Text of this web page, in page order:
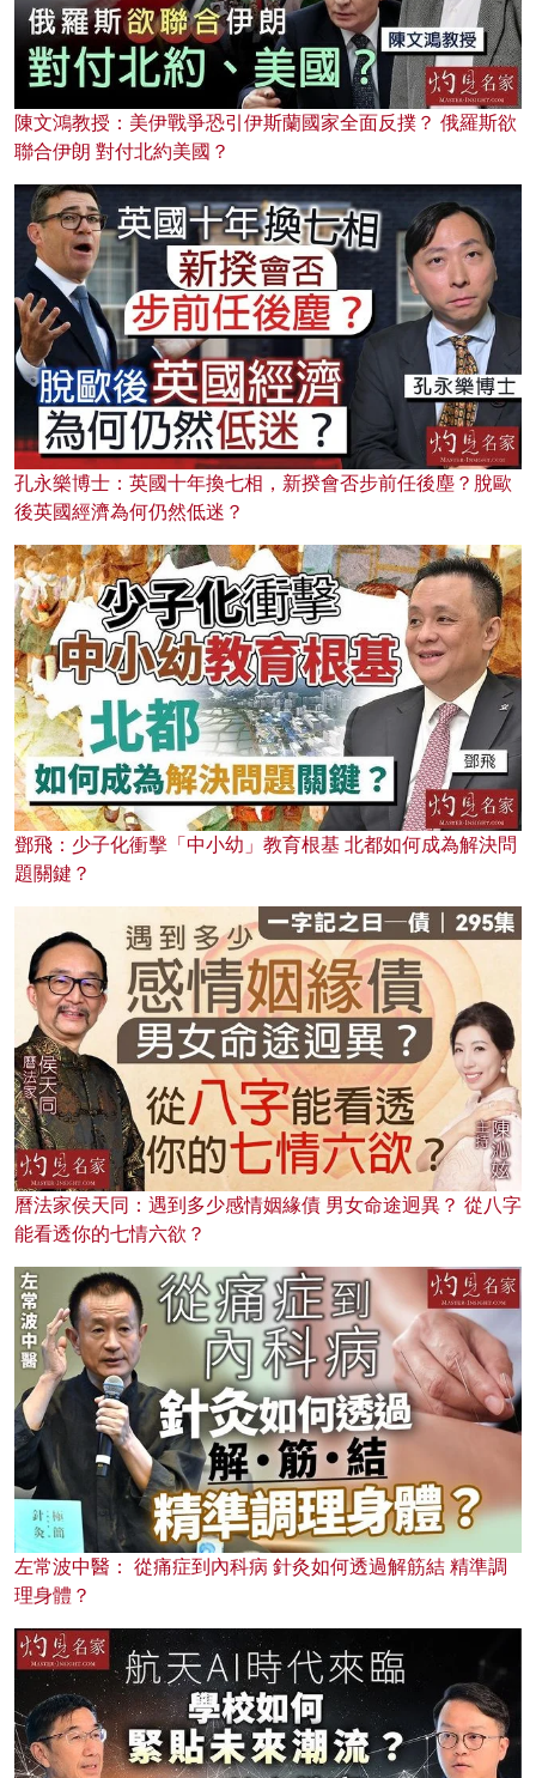
陳文鴻教授：美伊戰爭恐引伊斯蘭國家全面反撲？ 俄羅斯欲
聯合伊朗 對付北約美國？
孔永樂博士：英國十年換七相，新揆會否步前任後塵？脫歐
後英國經濟為何仍然低迷？
鄧飛：少子化衝擊「中小幼」教育根基 北都如何成為解決問
題關鍵？
曆法家侯天同：遇到多少感情姻緣債 男女命途迥異？ 從八字
能看透你的七情六欲？
左常波中醫： 從痛症到內科病 針灸如何透過解筋結 精準調
理身體？